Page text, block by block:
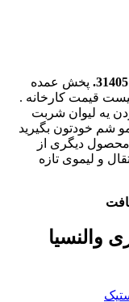
پخش عمده
قیمت کارخانه .
یه لیوان شربت
شم خودتون بگیرید
دیگری از
و لیموی تازه
والنسیا